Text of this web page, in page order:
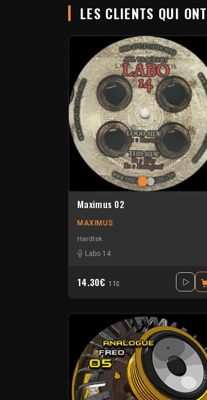
LES CLIENTS QUI
Maximus 02
MAXIMUS
Hardtek
Labo 14
14.30€ TTC